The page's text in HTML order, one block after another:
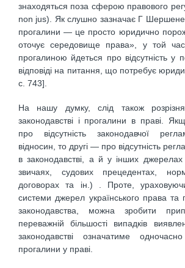
знаходяться поза сферою правового
non jus). Як слушно зазначає Г
прогалини — це просто юридично
оточує середовище права», у той
прогалиною йдеться про відсутність у
відповіді на питання, що потребує
с. 743].
На нашу думку, слід також
законодавстві і прогалини в праві.
про відсутність законодавчої
відносин, то другі — про відсутність
в законодавстві, а й у інших
звичаях, судових прецедентах,
договорах та ін.) . Проте,
системи джерел українського права та
законодавства, можна зробити
переважній більшості випадків
законодавстві означатиме
прогалини у праві.